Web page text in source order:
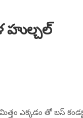
ఎక్కడం తో బస్